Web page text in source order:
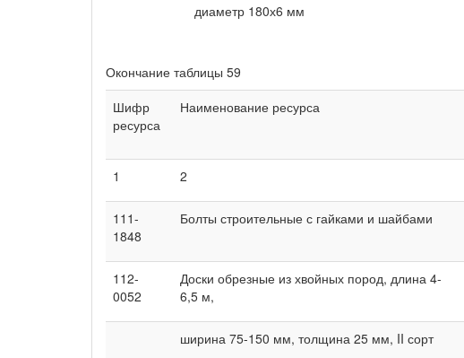
диаметр 180х6 мм
Окончание таблицы 59
Шифр
ресурса
Наименование ресурса
1 2
111-
1848
Болты строительные с гайками и шайбами
112-
0052
Доски обрезные из хвойных пород, длина 4-
6,5 м,
ширина 75-150 мм, толщина 25 мм, II сорт